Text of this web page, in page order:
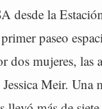
desde la
paseo
dos mujeres, las
Meir. Una